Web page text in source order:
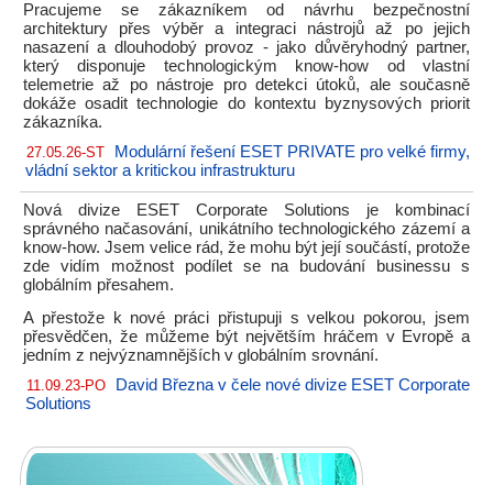
Pracujeme se zákazníkem od návrhu bezpečnostní
architektury přes výběr a integraci nástrojů až po jejich
nasazení a dlouhodobý provoz - jako důvěryhodný partner,
který disponuje technologickým know-how od vlastní
telemetrie až po nástroje pro detekci útoků, ale současně
dokáže osadit technologie do kontextu byznysových priorit
zákazníka.
27.05.26-ST
Modulární řešení ESET PRIVATE pro velké firmy,
vládní sektor a kritickou infrastrukturu
Nová divize ESET Corporate Solutions je kombinací
správného načasování, unikátního technologického zázemí a
know-how. Jsem velice rád, že mohu být její součástí, protože
zde vidím možnost podílet se na budování businessu s
globálním přesahem.
A přestože k nové práci přistupuji s velkou pokorou, jsem
přesvědčen, že můžeme být největším hráčem v Evropě a
jedním z nejvýznamnějších v globálním srovnání.
11.09.23-PO
David Března v čele nové divize ESET Corporate
Solutions